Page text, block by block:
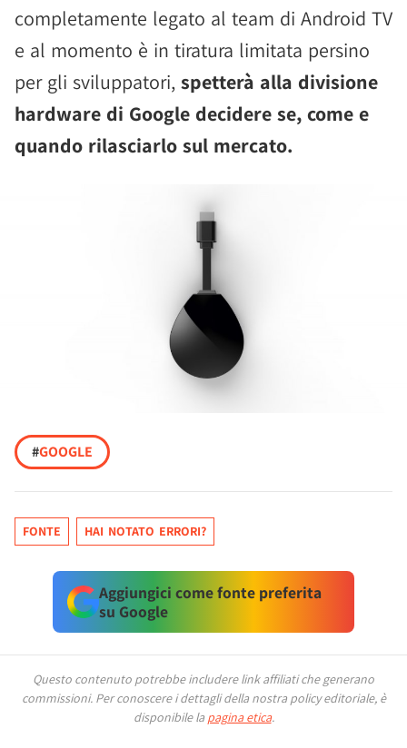
completamente legato al team di Android TV
e al momento è in tiratura limitata persino
per gli sviluppatori, spetterà alla divisione
hardware di Google decidere se, come e
quando rilasciarlo sul mercato.
#GOOGLE
FONTE HAI NOTATO ERRORI?
Aggiungici come fonte preferita
su Google
Questo contenuto potrebbe includere link affiliati che generano
commissioni. Per conoscere i dettagli della nostra policy editoriale, è
disponibile la pagina etica.